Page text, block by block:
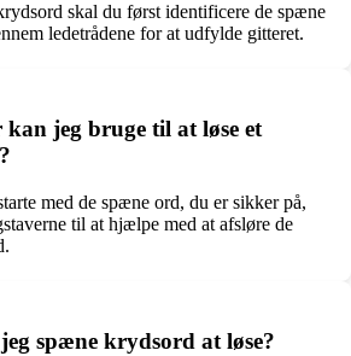
skal du først identificere de spæne
ledetrådene for at udfylde gitteret.
jeg bruge til at løse et
med de spæne ord, du er sikker på,
til at hjælpe med at afsløre de
spæne krydsord at løse?